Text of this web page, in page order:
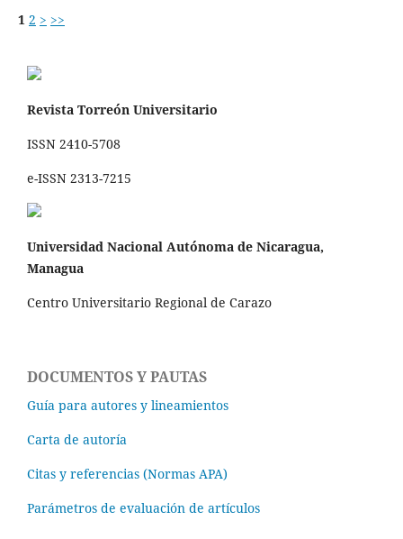
1 2 > >>
Revista Torreón Universitario
ISSN 2410-5708
e-ISSN 2313-7215
Universidad Nacional Autónoma de Nicaragua,
Managua
Centro Universitario Regional de Carazo
DOCUMENTOS Y PAUTAS
Guía para autores y lineamientos
Carta de autoría
Citas y referencias (Normas APA)
Parámetros de evaluación de artículos